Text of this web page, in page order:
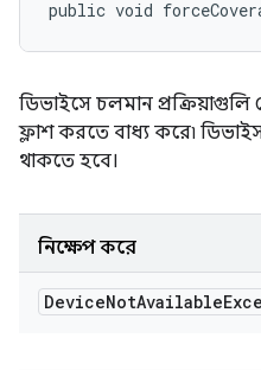
public void
ডিভাইসে চলমান
ফ্লাশ করতে বাধ্য করে৷
থাকতে হবে।
নিক্ষেপ করে
DeviceNotAvailable